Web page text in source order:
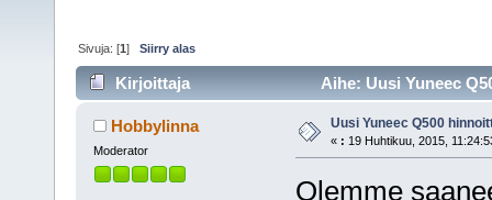
Sivuja: [1]Siirry alas
Kirjoittaja Aihe: Uusi Yuneec
Hobbylinna
Moderator
Uusi Yuneec Q500
« : 19 Huhtikuu, 2015,
Olemme